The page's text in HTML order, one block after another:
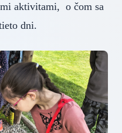
aktivitami, o čom sa
dni.